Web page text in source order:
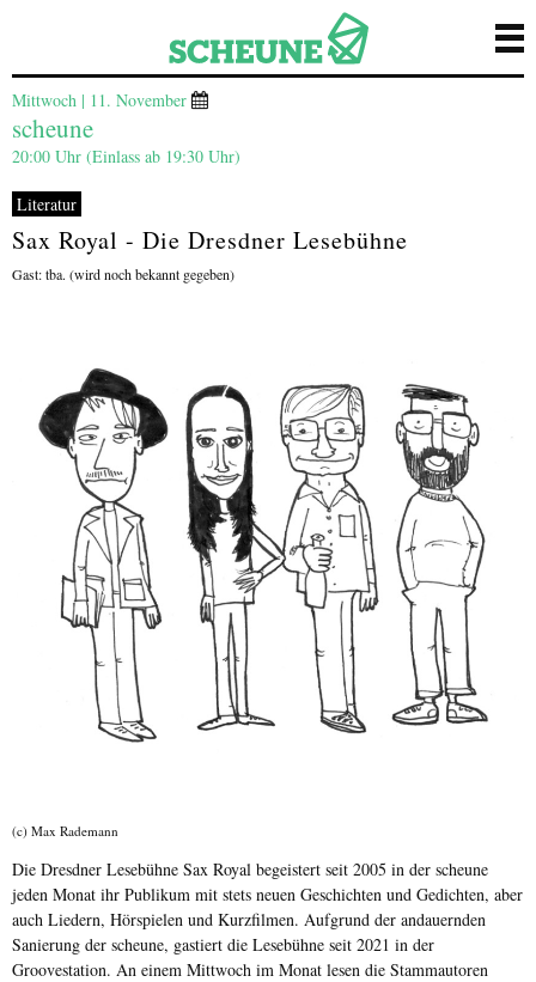
Mittwoch | 11. November
scheune
20:00 Uhr (Einlass ab 19:30 Uhr)
Literatur
Sax Royal - Die Dresdner Lesebühne
Gast: tba. (wird noch bekannt gegeben)
(c) Max Rademann
Die Dresdner Lesebühne Sax Royal begeistert seit 2005 in der scheune
jeden Monat ihr Publikum mit stets neuen Geschichten und Gedichten, aber
auch Liedern, Hörspielen und Kurzfilmen. Aufgrund der andauernden
Sanierung der scheune, gastiert die Lesebühne seit 2021 in der
Groovestation. An einem Mittwoch im Monat lesen die Stammautoren